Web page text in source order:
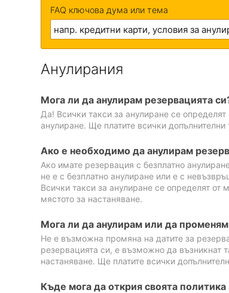
FAQ ключова дума или тема
Анулирания
Мога ли да анулирам резервацията
Да! Всички такси за анулиране се
анулиране. Ще платите всички допълнителни
Ако е необходимо да анулирам
Ако имате резервация с безплатно
не е с безплатно анулиране или е с
Всички такси за анулиране се определят от
мястото за настаняване.
Мога ли да анулирам или да
Не е възможна промяна на датите за
резервацията си, е възможно да възникнат
настаняване. Ще платите всички
Къде мога да открия своята политика